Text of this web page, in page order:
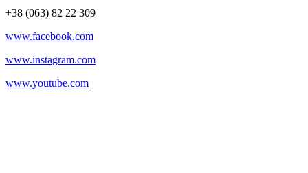
+38 (063) 82 22 309
www.facebook.com
www.instagram.com
www.youtube.com